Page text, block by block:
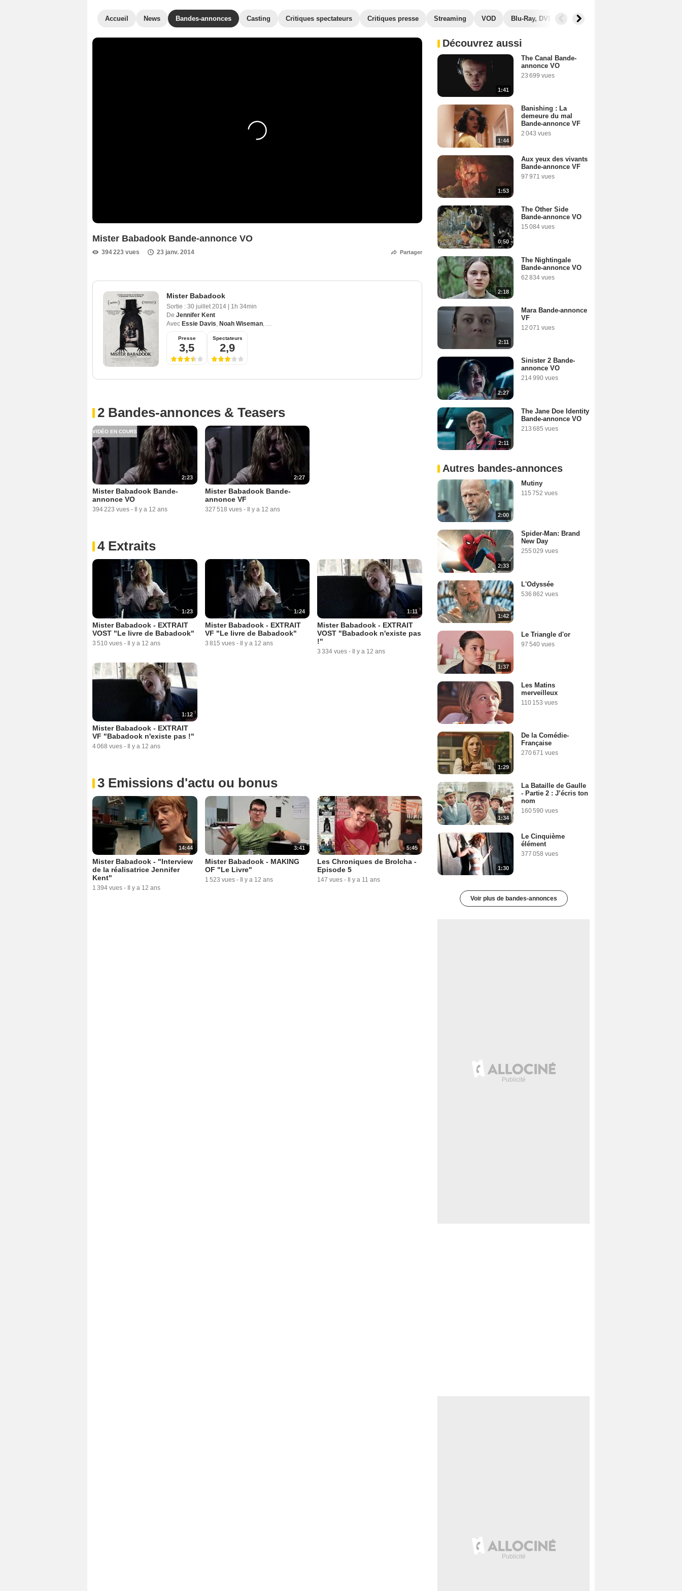
Accueil News Bandes-annonces Casting Critiques spectateurs Critiques presse Streaming VOD Blu-Ray, DVD Photos
Mister Babadook Bande-annonce VO
394 223 vues 23 janv. 2014 Partager
Mister Babadook
Sortie : 30 juillet 2014
1h 34min
De Jennifer Kent
Avec Essie Davis, Noah Wiseman, Daniel Henshall
Presse
3,5
Spectateurs
2,9
2 Bandes-annonces & Teasers
2:23
VIDÉO EN COURS
Mister Babadook Bande-
annonce VO
394 223 vues - Il y a 12 ans
2:27
Mister Babadook Bande-
annonce VF
327 518 vues - Il y a 12 ans
4 Extraits
1:23
Mister Babadook - EXTRAIT
VOST "Le livre de Babadook"
3 510 vues - Il y a 12 ans
1:24
Mister Babadook - EXTRAIT
VF "Le livre de Babadook"
3 815 vues - Il y a 12 ans
1:11
Mister Babadook - EXTRAIT
VOST "Babadook n'existe pas
!"
3 334 vues - Il y a 12 ans
1:12
Mister Babadook - EXTRAIT
VF "Babadook n'existe pas !"
4 068 vues - Il y a 12 ans
3 Emissions d'actu ou bonus
14:44
Mister Babadook - "Interview
de la réalisatrice Jennifer
Kent"
1 394 vues - Il y a 12 ans
3:41
Mister Babadook - MAKING
OF "Le Livre"
1 523 vues - Il y a 12 ans
5:45
Les Chroniques de Brolcha -
Episode 5
147 vues - Il y a 11 ans
Découvrez aussi
1:41
The Canal Bande-
annonce VO
23 699 vues
1:44
Banishing : La
demeure du mal
Bande-annonce VF
2 043 vues
1:53
Aux yeux des vivants
Bande-annonce VF
97 971 vues
0:50
The Other Side
Bande-annonce VO
15 084 vues
2:18
The Nightingale
Bande-annonce VO
62 834 vues
2:11
Mara Bande-annonce
VF
12 071 vues
2:27
Sinister 2 Bande-
annonce VO
214 990 vues
2:11
The Jane Doe Identity
Bande-annonce VO
213 685 vues
Autres bandes-annonces
2:00
Mutiny
115 752 vues
2:33
Spider-Man: Brand
New Day
255 029 vues
1:42
L'Odyssée
536 862 vues
1:37
Le Triangle d'or
97 540 vues
Les Matins
merveilleux
110 153 vues
1:29
De la Comédie-
Française
270 671 vues
1:34
La Bataille de Gaulle
- Partie 2 : J’écris ton
nom
160 590 vues
1:30
Le Cinquième
élément
377 058 vues
Voir plus de bandes-annonces